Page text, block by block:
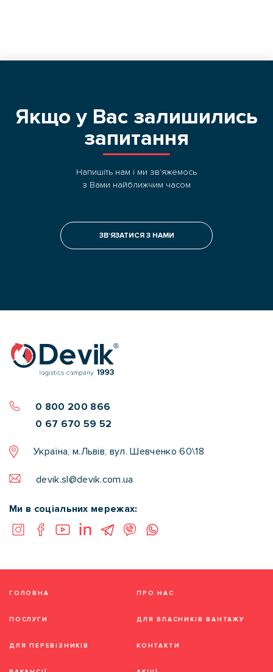
ПЕРЕВЕЗЕННЯ
ТРАНСПОРТ
0 800 200 866
0 67 670 59 52
Україна, м.Львів, вул. Шевченко 60\18
devik.sl@devik.com.ua
Ми в соціальних мережах:
Якщо у Вас залишились
запитання
Напишіть нам і ми зв'яжемось
з Вами найближчим часом
ЗВ‘ЯЗАТИСЯ З НАМИ
ГОЛОВНА ПРО НАС
ПОСЛУГИ ДЛЯ ВЛАСНИКІВ ВАНТАЖУ
ДЛЯ ПЕРЕВІЗНИКІВ КОНТАКТИ